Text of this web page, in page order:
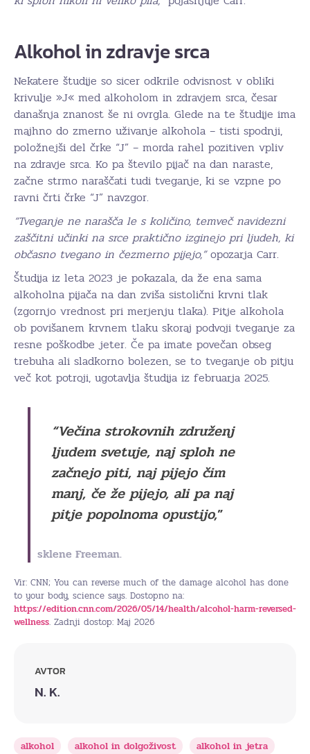
Alkohol in zdravje srca
Nekatere študije so sicer odkrile odvisnost v obliki
krivulje »J« med alkoholom in zdravjem srca, česar
današnja znanost še ni ovrgla. Glede na te študije ima
majhno do zmerno uživanje alkohola – tisti spodnji,
položnejši del črke “J” – morda rahel pozitiven vpliv
na zdravje srca. Ko pa število pijač na dan naraste,
začne strmo naraščati tudi tveganje, ki se vzpne po
ravni črti črke “J” navzgor.
“Tveganje ne narašča le s količino, temveč navidezni
zaščitni učinki na srce praktično izginejo pri ljudeh, ki
občasno tvegano in čezmerno pijejo,”opozarja Carr.
Študija iz leta 2023 je pokazala, da že ena sama
alkoholna pijača na dan zviša sistolični krvni tlak
(zgornjo vrednost pri merjenju tlaka). Pitje alkohola
ob povišanem krvnem tlaku skoraj podvoji tveganje za
resne poškodbe jeter. Če pa imate povečan obseg
trebuha ali sladkorno bolezen, se to tveganje ob pitju
več kot potroji, ugotavlja študija iz februarja 2025.
“Večina strokovnih združenj
ljudem svetuje, naj sploh ne
začnejo piti, naj pijejo čim
manj, če že pijejo, ali pa naj
pitje popolnoma opustijo,”
sklene Freeman.
Vir: CNN; You can reverse much of the damage alcohol has done
to your body, science says. Dostopno na:
https://edition.cnn.com/2026/05/14/health/alcohol-harm-reversed-
wellness. Zadnji dostop: Maj 2026
AVTOR
N. K.
alkohol alkohol in dolgoživost
alkohol in jetra